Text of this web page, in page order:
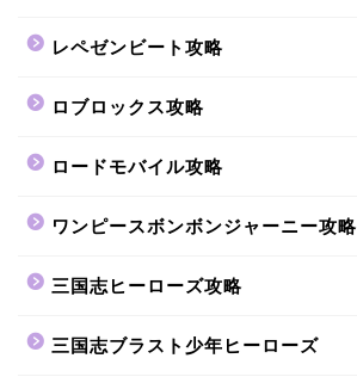
レペゼンビート攻略
ロブロックス攻略
ロードモバイル攻略
ワンピースボンボンジャーニー攻略
三国志ヒーローズ攻略
三国志ブラスト少年ヒーローズ